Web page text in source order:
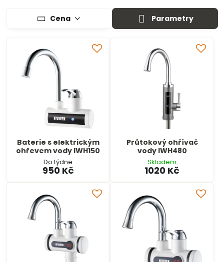
Cena Parametry
Baterie s elektrickým
ohřevem vody IWH150
Do týdne
950 Kč
Průtokový ohřívač
vody IWH480
Skladem
1020 Kč